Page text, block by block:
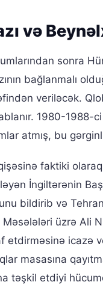
və
sonra
bağlanmalı
veriləcək.
1980-
atmış, bu
faktiki
İngiltərənin
bildirib və
üzrə Ali
etdirməsinə
masasına
təşkil etdiyi